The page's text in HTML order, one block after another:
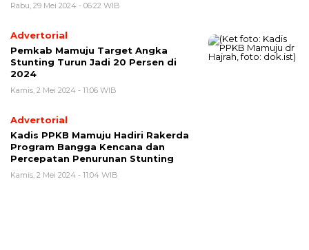
Rabu, 29 Mei 2024 - 06:22 WIB
Advertorial
Pemkab Mamuju Target Angka
Stunting Turun Jadi 20 Persen di
2024
Kamis, 2 Mei 2024 - 11:06 WIB
Advertorial
Kadis PPKB Mamuju Hadiri Rakerda
Program Bangga Kencana dan
Percepatan Penurunan Stunting
Kamis, 2 Mei 2024 - 11:04 WIB